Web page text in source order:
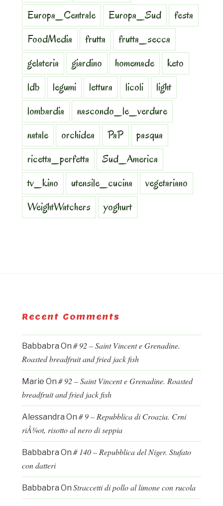
Europa_Centrale
Europa_Sud
festa
FoodMedia
frutta
frutta_secca
gelateria
giardino homemade
keto
ldb
legumi lettura licoli
light
lombardia
nascondo_le_verdure
natale
orchidea PaP
pasqua
ricetta_perfetta
Sud_America
tv_kino
utensile_cucina
vegetariano
WeightWatchers
yoghurt
Recent Comments
Babbabra On # 92 – Saint Vincent e Grenadine.
Roasted breadfruit and fried jack fish
Marie On # 92 – Saint Vincent e Grenadine. Roasted
breadfruit and fried jack fish
Alessandra On # 9 – Repubblica di Croazia. Crni
riÅ¾ot, risotto al nero di seppia
Babbabra On # 140 – Repubblica del Niger. Stufato
con datteri
Babbabra On Straccetti di pollo al limone con rucola